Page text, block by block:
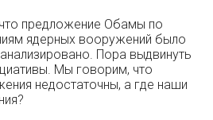
что предложение Обамы по
ядерных вооружений было
Пора выдвинуть
Мы говорим, что
недостаточны, а где наши